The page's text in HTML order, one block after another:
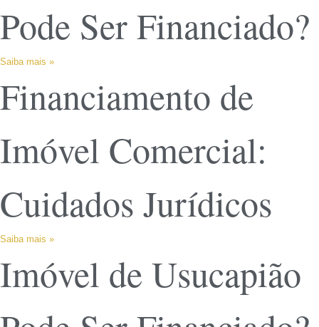
Pode Ser Financiado?
Saiba mais »
Financiamento de
Imóvel Comercial:
Cuidados Jurídicos
Saiba mais »
Imóvel de Usucapião